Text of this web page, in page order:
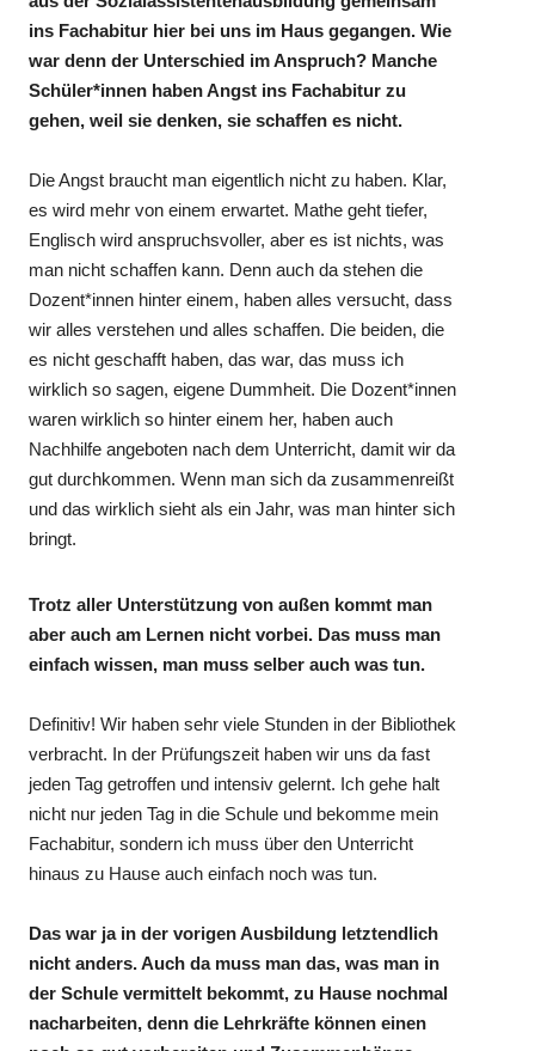
ins Fachabitur hier bei uns im Haus gegangen. Wie
war denn der Unterschied im Anspruch? Manche
Schüler*innen haben Angst ins Fachabitur zu
gehen, weil sie denken, sie schaffen es nicht.
Die Angst braucht man eigentlich nicht zu haben. Klar,
es wird mehr von einem erwartet. Mathe geht tiefer,
Englisch wird anspruchsvoller, aber es ist nichts, was
man nicht schaffen kann. Denn auch da stehen die
Dozent*innen hinter einem, haben alles versucht, dass
wir alles verstehen und alles schaffen. Die beiden, die
es nicht geschafft haben, das war, das muss ich
wirklich so sagen, eigene Dummheit. Die Dozent*innen
waren wirklich so hinter einem her, haben auch
Nachhilfe angeboten nach dem Unterricht, damit wir da
gut durchkommen. Wenn man sich da zusammenreißt
und das wirklich sieht als ein Jahr, was man hinter sich
bringt.
Trotz aller Unterstützung von außen kommt man
aber auch am Lernen nicht vorbei. Das muss man
einfach wissen, man muss selber auch was tun.
Definitiv! Wir haben sehr viele Stunden in der Bibliothek
verbracht. In der Prüfungszeit haben wir uns da fast
jeden Tag getroffen und intensiv gelernt. Ich gehe halt
nicht nur jeden Tag in die Schule und bekomme mein
Fachabitur, sondern ich muss über den Unterricht
hinaus zu Hause auch einfach noch was tun.
Das war ja in der vorigen Ausbildung letztendlich
nicht anders. Auch da muss man das, was man in
der Schule vermittelt bekommt, zu Hause nochmal
nacharbeiten, denn die Lehrkräfte können einen